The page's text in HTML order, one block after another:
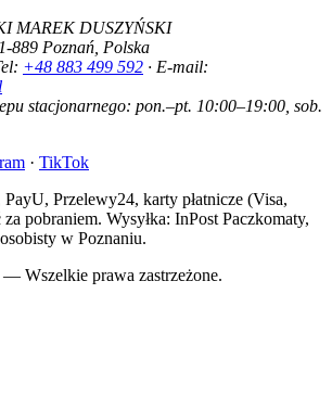
MAREK DUSZYŃSKI
889 Poznań, Polska
+48 883 499 592 · E-mail:
stacjonarnego: pon.–pt. 10:00–19:00, sob.
· TikTok
Przelewy24, karty płatnicze (Visa,
za pobraniem. Wysyłka: InPost Paczkomaty,
w Poznaniu.
Wszelkie prawa zastrzeżone.